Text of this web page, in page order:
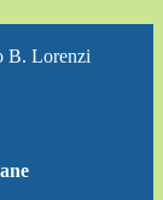
B. Lorenzi